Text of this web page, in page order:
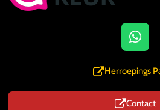
W
h
a
s
Herroepings
Contact